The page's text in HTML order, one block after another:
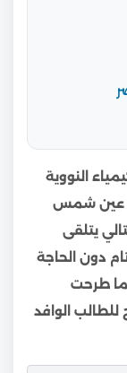
النووية
عين شمس
يتلقى
دون الحاجة
طرحت
للطالب الوافد